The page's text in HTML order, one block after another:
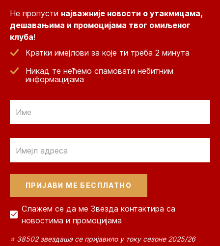
Не пропусти најважније новости о утакмицама,
дешавањима и промоцијама твог омиљеног
клуба!
Кратки имејлови за које ти треба 2 минута
Никад те нећемо спамовати небитним
информацијама
Слажем се да ме Звезда контактира са
новостима и промоцијама
⭐ 38502 звездаша се пријавило у току сезоне 2025/26